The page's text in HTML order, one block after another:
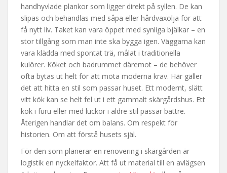
handhyvlade plankor som ligger direkt på syllen. De kan
slipas och behandlas med såpa eller hårdvaxolja för att
få nytt liv. Taket kan vara öppet med synliga bjälkar – en
stor tillgång som man inte ska bygga igen. Väggarna kan
vara klädda med spontat trä, målat i traditionella
kulörer. Köket och badrummet däremot – de behöver
ofta bytas ut helt för att möta moderna krav. Här gäller
det att hitta en stil som passar huset. Ett modernt, slätt
vitt kök kan se helt fel ut i ett gammalt skärgårdshus. Ett
kök i furu eller med luckor i äldre stil passar bättre.
Återigen handlar det om balans. Om respekt för
historien. Om att förstå husets själ.
För den som planerar en renovering i skärgården är
logistik en nyckelfaktor. Att få ut material till en avlägsen